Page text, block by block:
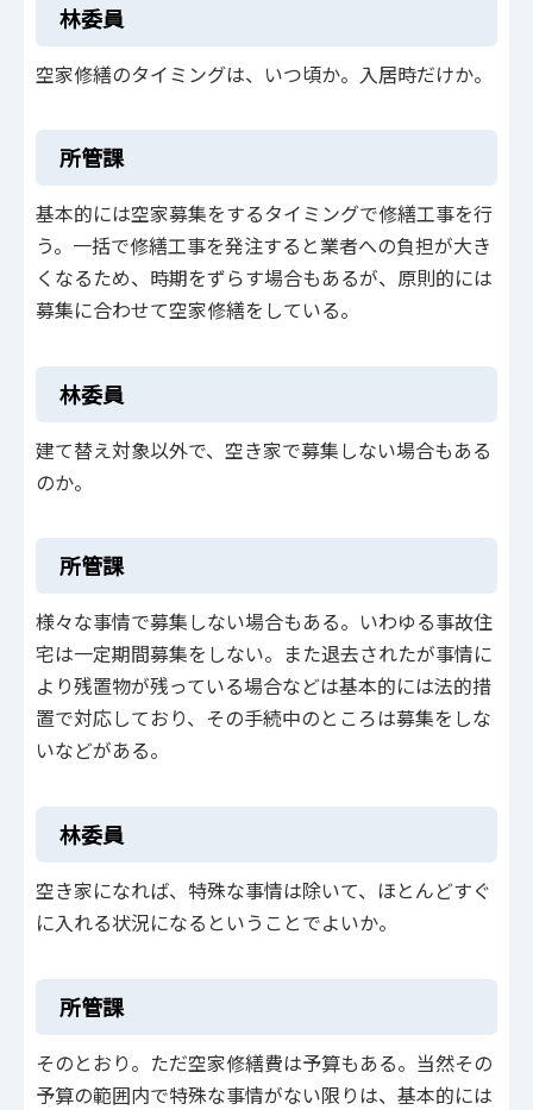
林委員
空家修繕のタイミングは、いつ頃か。入居時だけか。
所管課
基本的には空家募集をするタイミングで修繕工事を行
う。一括で修繕工事を発注すると業者への負担が大き
くなるため、時期をずらす場合もあるが、原則的には
募集に合わせて空家修繕をしている。
林委員
建て替え対象以外で、空き家で募集しない場合もある
のか。
所管課
様々な事情で募集しない場合もある。いわゆる事故住
宅は一定期間募集をしない。また退去されたが事情に
より残置物が残っている場合などは基本的には法的措
置で対応しており、その手続中のところは募集をしな
いなどがある。
林委員
空き家になれば、特殊な事情は除いて、ほとんどすぐ
に入れる状況になるということでよいか。
所管課
そのとおり。ただ空家修繕費は予算もある。当然その
予算の範囲内で特殊な事情がない限りは、基本的には